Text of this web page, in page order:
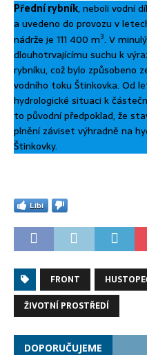
Přední rybník, neboli vodní
a uvedeno do provozu v
nádrže je 111 400 m3. V
dlouhotrvajícímu suchu k
rybníku, což bylo způsobeno
vodního toku Štinkovka. Od
hydrologické situaci k
to původní předpoklad, že
plnění záviset výhradně na
Štinkovky.
Líbí
FRONT
ŽIVOTNÍ PROSTŘEDÍ
DOPORUČUJEME